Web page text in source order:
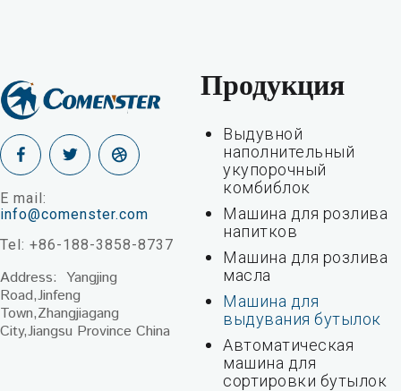
E mail:
info@comenster.com
Tel: +86-188-3858-8737
Address: Yangjing
Road,Jinfeng
Town,Zhangjiagang
City,Jiangsu Province China
Продукция
Выдувной
наполнительный
укупорочный
комбиблок
Машина для розлива
напитков
Машина для розлива
масла
Машина для
выдувания бутылок
Автоматическая
машина для
сортировки бутылок